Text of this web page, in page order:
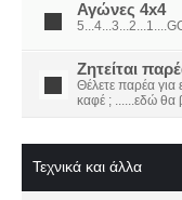
Αγώνες 4x4
Ζητείται
Θέλετε παρέα
καφέ ; ......εδώ θα
Τεχνικά και άλλα